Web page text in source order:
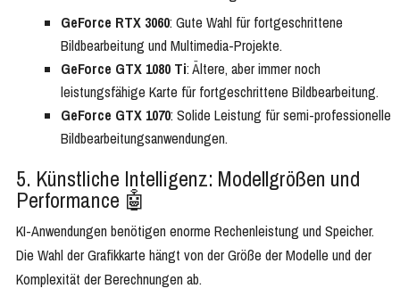
GeForce RTX 3060: Gute Wahl für fortgeschrittene
Bildbearbeitung und Multimedia-Projekte.
GeForce GTX 1080 Ti: Ältere, aber immer noch
leistungsfähige Karte für fortgeschrittene Bildbearbeitung.
GeForce GTX 1070: Solide Leistung für semi-professionelle
Bildbearbeitungsanwendungen.
5. Künstliche Intelligenz: Modellgrößen und
Performance 🤖
KI-Anwendungen benötigen enorme Rechenleistung und Speicher.
Die Wahl der Grafikkarte hängt von der Größe der Modelle und der
Komplexität der Berechnungen ab.